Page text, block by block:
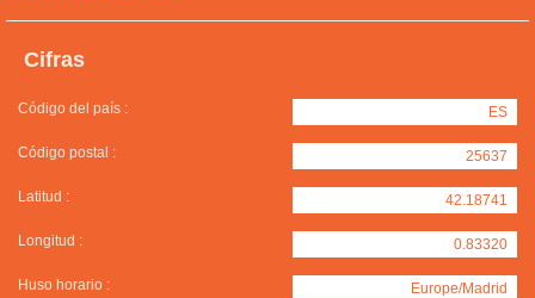
Cifras
Código del país : ES
Código postal : 25637
Latitud : 42.18741
Longitud : 0.83320
Huso horario : Europe/Madrid